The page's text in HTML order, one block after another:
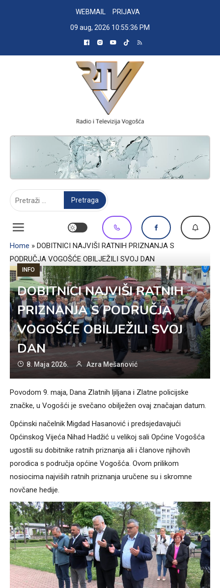
WEBMAIL
PRIJAVA
09 aug, 2026 10:55:37 PM
RADIO TELEVIZIJA VOGOŠĆA
Home » DOBITNICI NAJVIŠI RATNIH PRIZNANJA S
PODRUČJA VOGOŠĆE OBILJEŽILI SVOJ DAN
INFO
DOBITNICI NAJVIŠI RATNIH
PRIZNANJA S PODRUČJA
VOGOŠĆE OBILJEŽILI SVOJ
DAN
8. Maja 2026. Azra Mešanović
Povodom 9. maja, Dana Zlatnih ljiljana i Zlatne policijske
značke, u Vogošći je svečano obilježen ovaj značajan datum.
Općinski načelnik Migdad Hasanović i predsjedavajući
Općinskog Vijeća Nihad Hadžić u velikoj sali Općine Vogošća
ugostili su dobitnike ratnih priznanja ali i članove njihovih
porodica s područja općine Vogošća. Ovom prilikom
nosiocima najviših ratnih priznanja uručene su i skromne
novčane hedije.